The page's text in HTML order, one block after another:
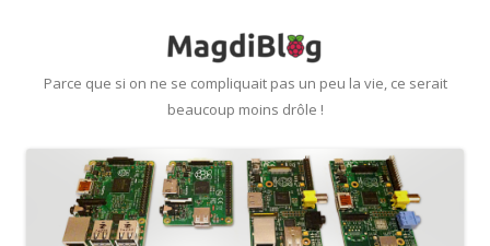
Parce que si on ne se compliquait pas un peu la vie, ce serait
beaucoup moins drôle !